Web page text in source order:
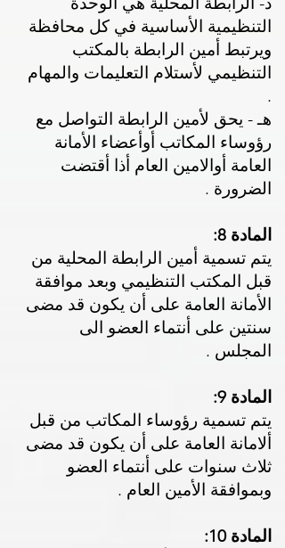
التنظيمية الأساسية في كل محافظة
ويرتبط أمين الرابطة بالمكتب
التنظيمي لأستلام التعليمات والمهام
.
هـ - يحق لأمين الرابطة التواصل مع
رؤوساء المكاتب أوأعضاء الأمانة
العامة أوالامين العام أذا أقتضت
الضرورة .
المادة 8:
يتم تسمية أمين الرابطة المحلية من
قبل المكتب التنظيمي وبعد موافقة
الأمانة العامة على أن يكون قد مضى
سنتين على أنتماء العضو الى
المجلس .
المادة 9:
يتم تسمية رؤوساء المكاتب من قبل
ألامانة العامة على أن يكون قد مضى
ثلاث سنوات على أنتماء العضو
وبموافقة الأمين العام .
المادة 10: